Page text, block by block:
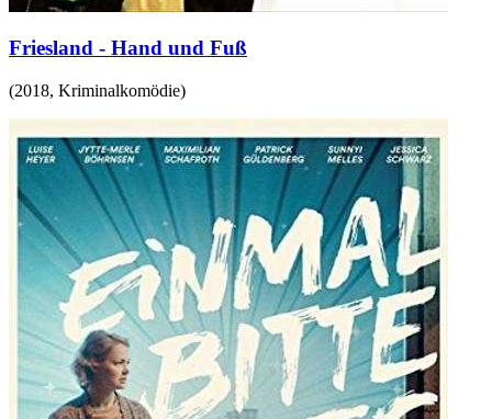
Friesland - Hand und Fuß
(2018, Kriminalkomödie)